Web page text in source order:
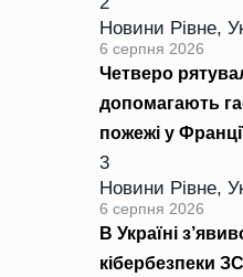
Новини Рівне,
6 серпня 2026
Четверо
допомагають
пожежі у
3
Новини Рівне,
6 серпня 2026
В Україні
кібербезпеки